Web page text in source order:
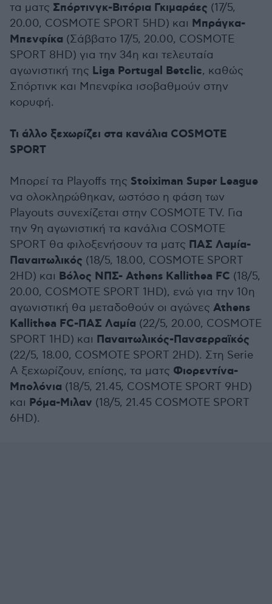
τα ματς Σπόρτινγκ-Βιτόρια Γκιμαράες (17/5,
20.00, COSMOTE SPORT 5HD) και Μπράγκα-
Μπενφίκα (Σάββατο 17/5, 20.00, COSMOTE
SPORT 8HD) για την 34η και τελευταία
αγωνιστική της Liga Portugal Betclic, καθώς
Σπόρτινκ και Μπενφίκα ισοβαθμούν στην
κορυφή.
Τι άλλο ξεχωρίζει στα κανάλια COSMOTE
SPORT
Μπορεί τα Playoffs της Stoiximan Super League
να ολοκληρώθηκαν, ωστόσο η φάση των
Playouts συνεχίζεται στην COSMOTE TV. Για
την 9η αγωνιστική τα κανάλια COSMOTE
SPORT θα φιλοξενήσουν τα ματς ΠΑΣ Λαμία-
Παναιτωλικός (18/5, 18.00, COSMOTE SPORT
2HD) και Βόλος ΝΠΣ- Athens Kallithea FC (18/5,
20.00, COSMOTE SPORT 1HD), ενώ για την 10η
αγωνιστική θα μεταδοθούν οι αγώνες Athens
Kallithea FC-ΠΑΣ Λαμία (22/5, 20.00, COSMOTE
SPORT 1HD) και Παναιτωλικός-Πανσερραϊκός
(22/5, 18.00, COSMOTE SPORT 2HD). Στη Serie
A ξεχωρίζουν, επίσης, τα ματς Φιορεντίνα-
Μπολόνια (18/5, 21.45, COSMOTE SPORT 9HD)
και Ρόμα-Μιλαν (18/5, 21.45 COSMOTE SPORT
6HD).